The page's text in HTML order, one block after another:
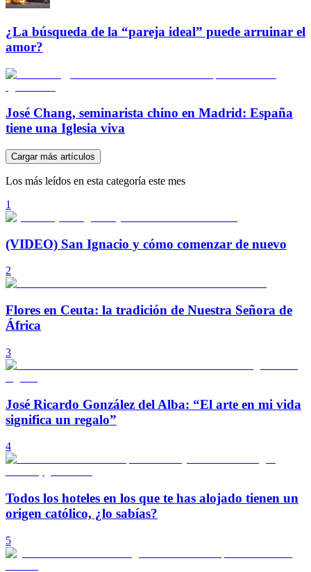
¿La búsqueda de la “pareja ideal” puede arruinar el
amor?
José Chang, seminarista chino en Madrid: España
tiene una Iglesia viva
Cargar más artículos
Los más leídos en esta categoría este mes
1
(VIDEO) San Ignacio y cómo comenzar de nuevo
2
Flores en Ceuta: la tradición de Nuestra Señora de
África
3
José Ricardo González del Alba: “El arte en mi vida
significa un regalo”
4
Todos los hoteles en los que te has alojado tienen un
origen católico, ¿lo sabías?
5